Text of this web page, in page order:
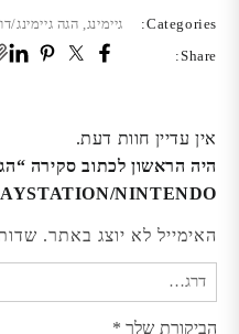
Categories: גיימינג
הגה גיימינג/
Share:
אין עדיין חוות דעת.
NINTENDO”
האימייל לא יוצג באתר.
הביקורת שלך *